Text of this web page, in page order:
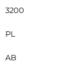
3200
PL
AB